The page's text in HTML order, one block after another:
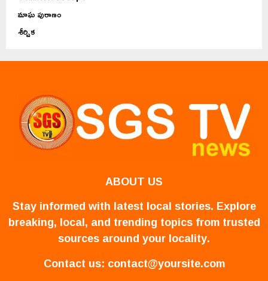
మాఘ పురాణం
శీర్షిక
ABOUT US
Stay informed with latest local stories. Explore
breaking, local, and trending topics from trusted
sources around your locality.
Contact us: contact@yoursite.com